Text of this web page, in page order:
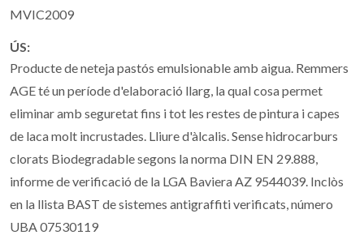
MVIC2009
ÚS:
Producte de neteja pastós emulsionable amb aigua. Remmers
AGE té un període d'elaboració llarg, la qual cosa permet
eliminar amb seguretat fins i tot les restes de pintura i capes
de laca molt incrustades. Lliure d'àlcalis. Sense hidrocarburs
clorats Biodegradable segons la norma DIN EN 29.888,
informe de verificació de la LGA Baviera AZ 9544039. Inclòs
en la llista BAST de sistemes antigraffiti verificats, número
UBA 07530119